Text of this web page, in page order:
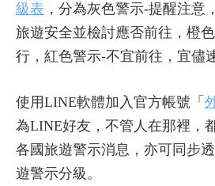
級表 ，分為灰色警示-提醒注意
旅遊安全並檢討應否前往，橙
行，紅色警示-不宜前往，宜儘
使用LINE軟體加入官方帳號「
為LINE好友，不管人在那裡，
各國旅遊警示消息，亦可同步
遊警示分級。